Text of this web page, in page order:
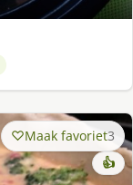
Maak favoriet3
👍